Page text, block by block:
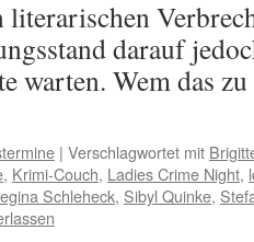
literarischen
darauf
warten. Wem das
| Verschlagwortet mit
, Krimi-Couch, Ladies Crime Night,
Schleheck, Sibyl Quinke,